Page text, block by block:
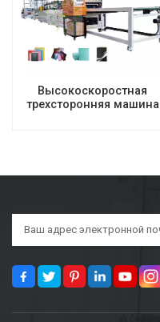
Высокоскоростная
трехсторонняя машина